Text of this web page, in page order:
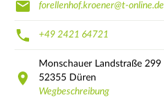
forellenhof.kroener@t-online.de
+49 2421 64721
Monschauer Landstraße 299
52355 Düren
Wegbeschreibung